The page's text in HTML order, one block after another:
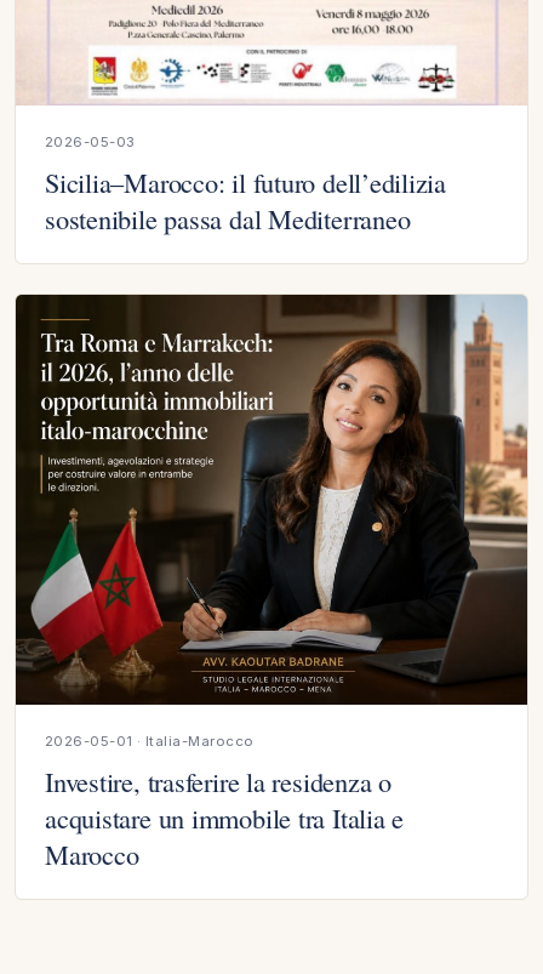
2026-05-03
Sicilia–Marocco: il futuro dell’edilizia
sostenibile passa dal Mediterraneo
2026-05-01 · Italia-Marocco
Investire, trasferire la residenza o
acquistare un immobile tra Italia e
Marocco